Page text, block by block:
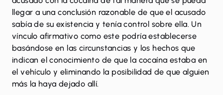
llegar a una conclusión razonable de que el acusado
sabía de su existencia y tenía control sobre ella. Un
vínculo afirmativo como este podría establecerse
basándose en las circunstancias y los hechos que
indican el conocimiento de que la cocaína estaba en
el vehículo y eliminando la posibilidad de que alguien
más la haya dejado allí.